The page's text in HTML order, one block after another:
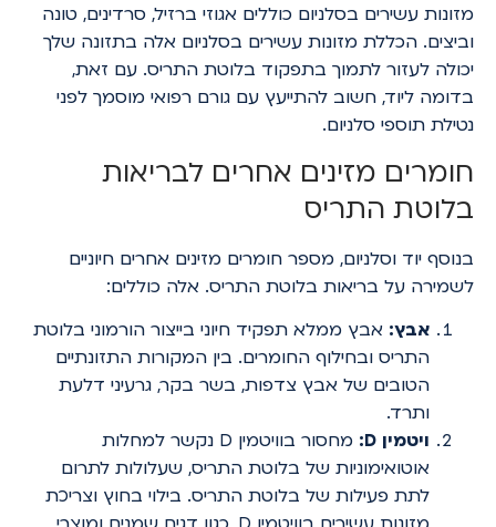
מזונות עשירים בסלניום כוללים אגוזי ברזיל, סרדינים, טונה
וביצים. הכללת מזונות עשירים בסלניום אלה בתזונה שלך
יכולה לעזור לתמוך בתפקוד בלוטת התריס. עם זאת,
בדומה ליוד, חשוב להתייעץ עם גורם רפואי מוסמך לפני
נטילת תוספי סלניום.
חומרים מזינים אחרים לבריאות
בלוטת התריס
בנוסף יוד וסלניום, מספר חומרים מזינים אחרים חיוניים
לשמירה על בריאות בלוטת התריס. אלה כוללים:
אבץ: אבץ ממלא תפקיד חיוני בייצור הורמוני בלוטת
התריס ובחילוף החומרים. בין המקורות התזונתיים
הטובים של אבץ צדפות, בשר בקר, גרעיני דלעת
ותרד.
ויטמין D:
מחסור בוויטמין D נקשר למחלות
אוטואימוניות של בלוטת התריס, שעלולות לתרום
לתת פעילות של בלוטת התריס. בילוי בחוץ וצריכת